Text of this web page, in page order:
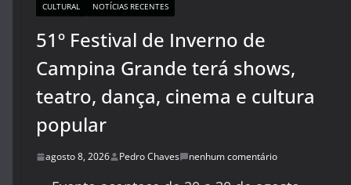
CULTURAL NOTÍCIAS RECENTES
51º Festival de Inverno de
Campina Grande terá shows,
teatro, dança, cinema e cultura
popular
agosto 8, 2026 Pedro Chaves nenhum comentário